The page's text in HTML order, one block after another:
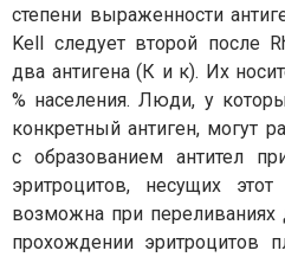
степени выраженности
Kell следует второй после
два антигена (К и к). Их
% населения. Люди, у
конкретный антиген, могут
с образованием антител
эритроцитов, несущих этот
возможна при
прохождении эритроцитов